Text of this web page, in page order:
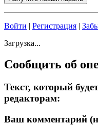
Войти | Регистрация |
Загрузка...
Сообщить об
Текст, который
редакторам:
Ваш комментарий